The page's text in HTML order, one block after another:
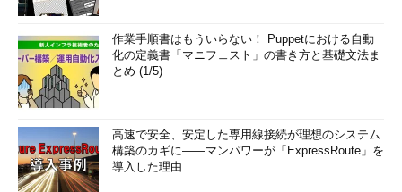
作業手順書はもういらない！ Puppetにおける自動
化の定義書「マニフェスト」の書き方と基礎文法ま
とめ (1/5)
高速で安全、安定した専用線接続が理想のシステム
構築のカギに――マンパワーが「ExpressRoute」を
導入した理由